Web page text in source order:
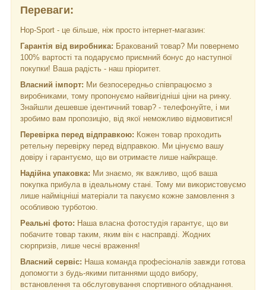
Переваги:
Hop-Sport - це більше, ніж просто інтернет-магазин:
Гарантія від виробника: Бракований товар? Ми повернемо
100% вартості та подаруємо приємний бонус до наступної
покупки! Ваша радість - наш пріоритет.
Власний імпорт: Ми безпосередньо співпрацюємо з
виробниками, тому пропонуємо найвигідніші ціни на ринку.
Знайшли дешевше ідентичний товар? - телефонуйте, і ми
зробимо вам пропозицію, від якої неможливо відмовитися!
Перевірка перед відправкою: Кожен товар проходить
ретельну перевірку перед відправкою. Ми цінуємо вашу
довіру і гарантуємо, що ви отримаєте лише найкраще.
Надійна упаковка: Ми знаємо, як важливо, щоб ваша
покупка прибула в ідеальному стані. Тому ми використовуємо
лише найміцніші матеріали та пакуємо кожне замовлення з
особливою турботою.
Реальні фото: Наша власна фотостудія гарантує, що ви
побачите товар таким, яким він є насправді. Жодних
сюрпризів, лише чесні враження!
Власний сервіс: Наша команда професіоналів завжди готова
допомогти з будь-якими питаннями щодо вибору,
встановлення та обслуговування спортивного обладнання.